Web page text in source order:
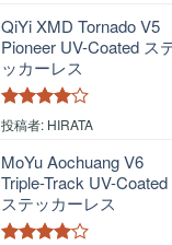
QiYi XMD Tornado V5
Pioneer UV-Coated ス
ッカーレス
5段階中4
投稿者: HIRATA
MoYu Aochuang V6
Triple-Track UV-Coated
ステッカーレス